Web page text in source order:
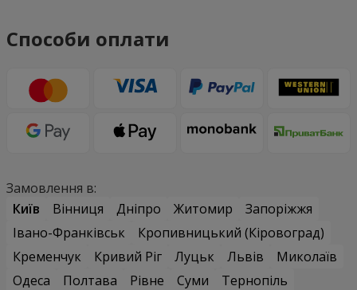
Способи оплати
Замовлення в:
Київ
Вінниця Дніпро Житомир
Запоріжжя
Івано-Франківськ
Кропивницький (Кіровоград)
Кременчук
Кривий Ріг Луцьк Львів
Миколаїв
Одеса
Полтава Рівне Суми
Тернопіль